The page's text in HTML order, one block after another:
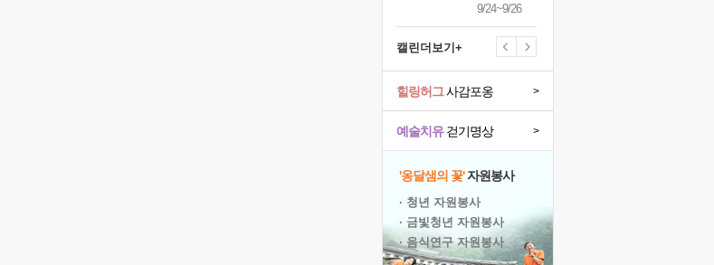
9/24~9/26
캘린더보기+
예술치유걷기명상 >
힐링허그사감포옹 >
'옹달샘의 꽃'자원봉사
· 청년 자원봉사
· 금빛청년 자원봉사
· 음식연구 자원봉사